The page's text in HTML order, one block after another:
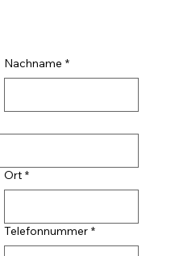
Nachname *
Ort *
Telefonnummer *